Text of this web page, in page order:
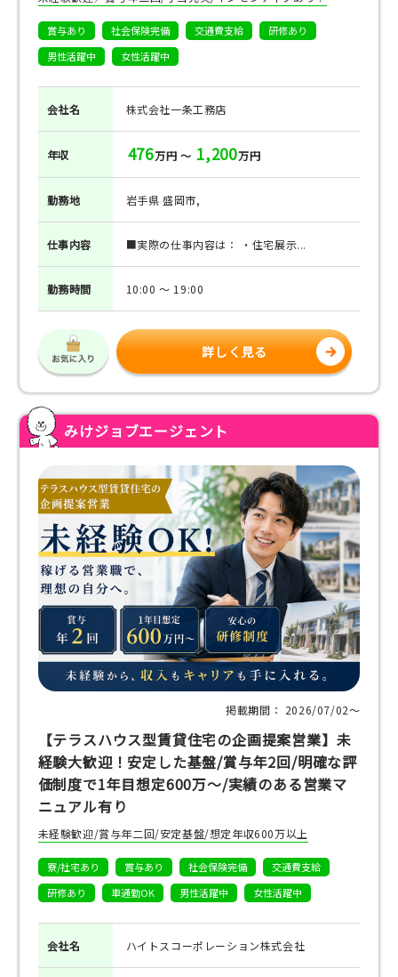
賞与あり 社会保険完備 交通費支給
研修あり
男性活躍中
女性活躍中
会社名 株式会社一条工務店
年収 476万円 ～ 1,200万円
勤務地 岩手県 盛岡市,
仕事内容 ■実際の仕事内容は： ・住宅展示...
勤務時間 10:00 ～ 19:00
詳しく見る
みけジョブエージェント
掲載期間： 2026/07/02〜
【テラスハウス型賃貸住宅の企画提案営業】未
経験大歓迎！安定した基盤/賞与年2回/明確な評
価制度で1年目想定600万～/実績のある営業マ
ニュアル有り
未経験歓迎/賞与年二回/安定基盤/想定年収600万以上
寮/社宅あり 賞与あり 社会保険完備
交通費支給
研修あり
車通勤OK 男性活躍中 女性活躍中
会社名 ハイトスコーポレーション株式会社